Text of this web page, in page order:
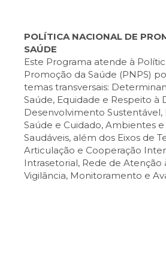
POLÍTICA NACIONAL DE
SAÚDE
Este Programa atende à
Promoção da Saúde (PNPS)
temas transversais:
Saúde, Equidade e Respeito à
Desenvolvimento Sustentável,
Saúde e Cuidado, Ambientes
Saudáveis, além dos Eixos de
Articulação e Cooperação
Intrasetorial, Rede de Atenção
Vigilância, Monitoramento e